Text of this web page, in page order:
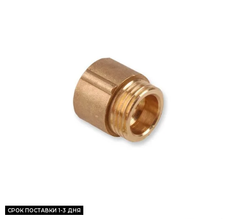
CРОК ПОСТАВКИ 1-3 ДНЯ